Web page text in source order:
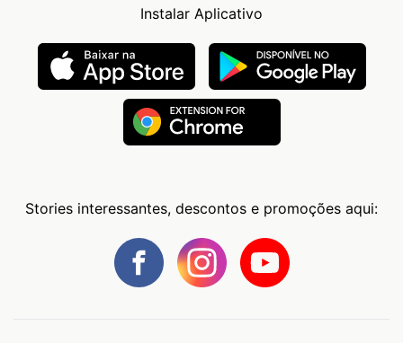
Instalar Aplicativo
Stories interessantes, descontos e promoções aqui: